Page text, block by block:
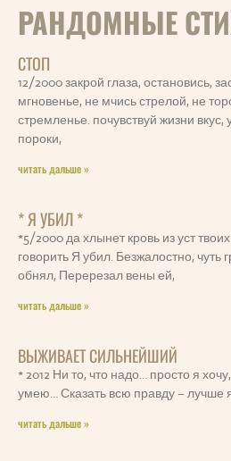
РАНДОМНЫЕ
СТОП
12/2000 закрой глаза, остановись,
мгновенье, не мчись стрелой, не
стремленье. почувствуй жизни вкус,
пороки,
читать дальше »
* Я УБИЛ *
*5/2000 да хлынет кровь из уст
говорить Я убил. Безжалостно, чуть
обнял, Перерезал вены ей,
читать дальше »
ВЫЖИВАЕТ СИЛЬНЕЙШИЙ
* 2012 Ни то, что надо… просто я
умею… Сказать всю правду – лучше
читать дальше »